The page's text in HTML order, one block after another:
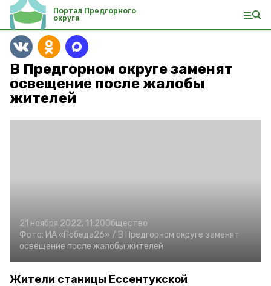
Портал Предгорного
округа
В Предгорном округе заменят
освещение после жалобы
жителей
21 ноября 2022, 11:20Общество
Фото: ИА «Победа26» / В Предгорном округе заменят
освещение после жалобы жителей
Жители станицы Ессентукской